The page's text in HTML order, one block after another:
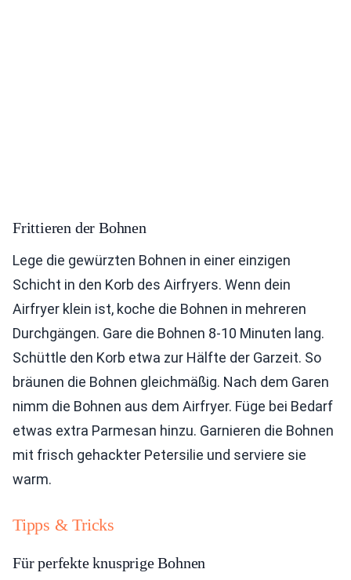
Frittieren der Bohnen
Lege die gewürzten Bohnen in einer einzigen
Schicht in den Korb des Airfryers. Wenn dein
Airfryer klein ist, koche die Bohnen in mehreren
Durchgängen. Gare die Bohnen 8-10 Minuten lang.
Schüttle den Korb etwa zur Hälfte der Garzeit. So
bräunen die Bohnen gleichmäßig. Nach dem Garen
nimm die Bohnen aus dem Airfryer. Füge bei Bedarf
etwas extra Parmesan hinzu. Garnieren die Bohnen
mit frisch gehackter Petersilie und serviere sie
warm.
Tipps & Tricks
Für perfekte knusprige Bohnen